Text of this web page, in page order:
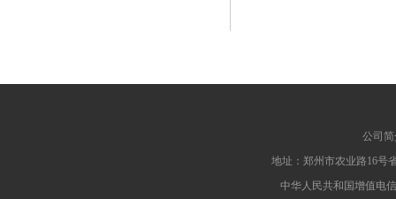
公司
地址：郑州市农业路16号
中华人民共和国增值电